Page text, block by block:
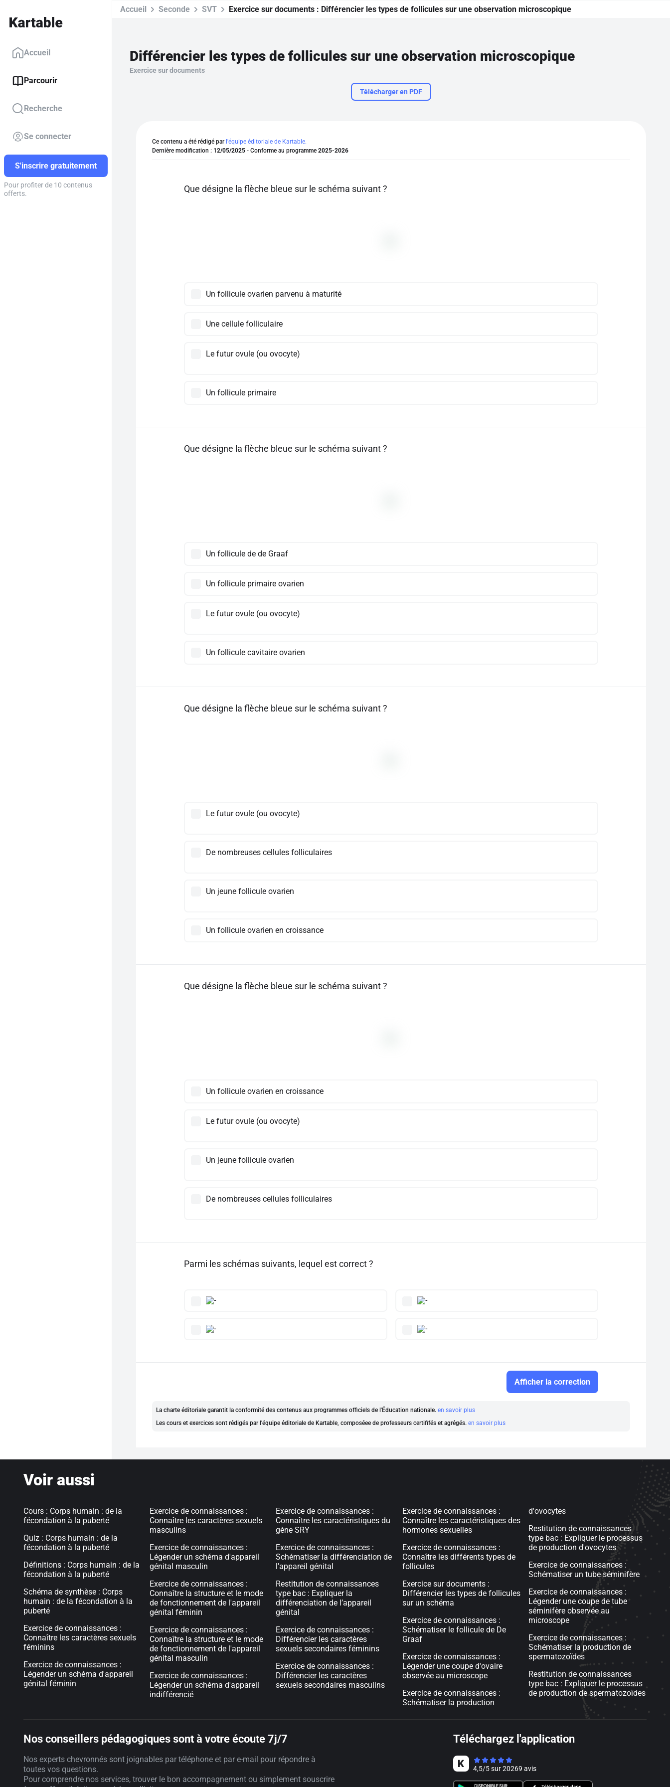
Accueil
Parcourir
Recherche
Se connecter
S'inscrire gratuitement
Pour profiter de 10 contenus
offerts.
Accueil Seconde SVT Exercice sur documents : Différencier les types de follicules sur une observation microscopique
Différencier les types de follicules sur une observation microscopique
Exercice sur documents
Télécharger en PDF
Ce contenu a été rédigé par l'équipe éditoriale de Kartable.
Dernière modification : 12/05/2025 - Conforme au programme 2025-2026
Que désigne la flèche bleue sur le schéma suivant ?
Un follicule ovarien parvenu à maturité
Une cellule folliculaire
Le futur ovule (ou ovocyte)
Un follicule primaire
Que désigne la flèche bleue sur le schéma suivant ?
Un follicule de de Graaf
Un follicule primaire ovarien
Le futur ovule (ou ovocyte)
Un follicule cavitaire ovarien
Que désigne la flèche bleue sur le schéma suivant ?
Le futur ovule (ou ovocyte)
De nombreuses cellules folliculaires
Un jeune follicule ovarien
Un follicule ovarien en croissance
Que désigne la flèche bleue sur le schéma suivant ?
Un follicule ovarien en croissance
Le futur ovule (ou ovocyte)
Un jeune follicule ovarien
De nombreuses cellules folliculaires
Parmi les schémas suivants, lequel est correct ?
Afficher la correction
La charte éditoriale garantit la conformité des contenus aux programmes officiels de l'Éducation nationale. en savoir plus
Les cours et exercices sont rédigés par l'équipe éditoriale de Kartable, composéee de professeurs certififés et agrégés. en savoir plus
Voir aussi
Cours : Corps humain : de la
fécondation à la puberté
Quiz : Corps humain : de la
fécondation à la puberté
Définitions : Corps humain : de la
fécondation à la puberté
Schéma de synthèse : Corps
humain : de la fécondation à la
puberté
Exercice de connaissances :
Connaître les caractères sexuels
féminins
Exercice de connaissances :
Légender un schéma d'appareil
génital féminin
Exercice de connaissances :
Connaître les caractères sexuels
masculins
Exercice de connaissances :
Légender un schéma d'appareil
génital masculin
Exercice de connaissances :
Connaître la structure et le mode
de fonctionnement de l'appareil
génital féminin
Exercice de connaissances :
Connaître la structure et le mode
de fonctionnement de l'appareil
génital masculin
Exercice de connaissances :
Légender un schéma d'appareil
indifférencié
Exercice de connaissances :
Connaître les caractéristiques du
gène SRY
Exercice de connaissances :
Schématiser la différenciation de
l'appareil génital
Restitution de connaissances
type bac : Expliquer la
différenciation de l’appareil
génital
Exercice de connaissances :
Différencier les caractères
sexuels secondaires féminins
Exercice de connaissances :
Différencier les caractères
sexuels secondaires masculins
Exercice de connaissances :
Connaître les caractéristiques des
hormones sexuelles
Exercice de connaissances :
Connaître les différents types de
follicules
Exercice sur documents :
Différencier les types de follicules
sur un schéma
Exercice de connaissances :
Schématiser le follicule de De
Graaf
Exercice de connaissances :
Légender une coupe d'ovaire
observée au microscope
Exercice de connaissances :
Schématiser la production
d'ovocytes
Restitution de connaissances
type bac : Expliquer le processus
de production d'ovocytes
Exercice de connaissances :
Schématiser un tube séminifère
Exercice de connaissances :
Légender une coupe de tube
séminifère observée au
microscope
Exercice de connaissances :
Schématiser la production de
spermatozoïdes
Restitution de connaissances
type bac : Expliquer le processus
de production de spermatozoïdes
Nos conseillers pédagogiques sont à votre écoute 7j/7
Nos experts chevronnés sont joignables par téléphone et par e-mail pour répondre à
toutes vos questions.
Pour comprendre nos services, trouver le bon accompagnement ou simplement souscrire
Téléchargez l'application
4,5/5sur20269 avis